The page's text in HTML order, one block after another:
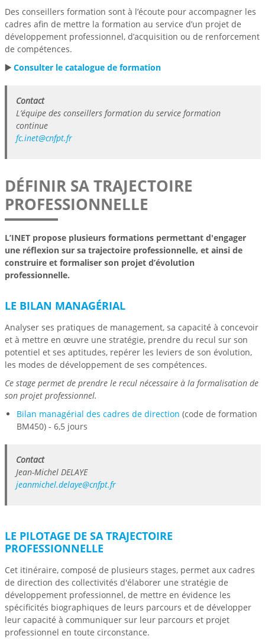
Des conseillers formation sont à l’écoute pour accompagner les
cadres afin de mettre la formation au service d’un projet de
développement professionnel, d’acquisition ou de renforcement
de compétences.
▶️ Consulter le catalogue de formation
Contact
L’équipe des conseillers formation du service formation
continue
fc.inet@cnfpt.fr
DÉFINIR SA TRAJECTOIRE
PROFESSIONNELLE
L’INET propose plusieurs formations permettant d'engager
une réflexion sur sa trajectoire professionnelle, et ainsi de
construire et formaliser son projet d’évolution
professionnelle.
LE BILAN MANAGÉRIAL
Analyser ses pratiques de management, sa capacité à concevoir
et à mettre en œuvre une stratégie, prendre du recul sur son
potentiel et ses aptitudes, repérer les leviers de son évolution,
les modes de développement de ses compétences.
Ce stage permet de prendre le recul nécessaire à la formalisation de
son projet professionnel.
Bilan managérial des cadres de direction (code de formation
BM450) - 6,5 jours
Contact
Jean-Michel DELAYE
jeanmichel.delaye@cnfpt.fr
LE PILOTAGE DE SA TRAJECTOIRE
PROFESSIONNELLE
Cet itinéraire, composé de plusieurs stages, permet aux cadres
de direction des collectivités d'élaborer une stratégie de
développement professionnel, de mettre en évidence les
spécificités biographiques de leurs parcours et de développer
leur capacité à communiquer sur leur parcours et projet
professionnel en toute circonstance.